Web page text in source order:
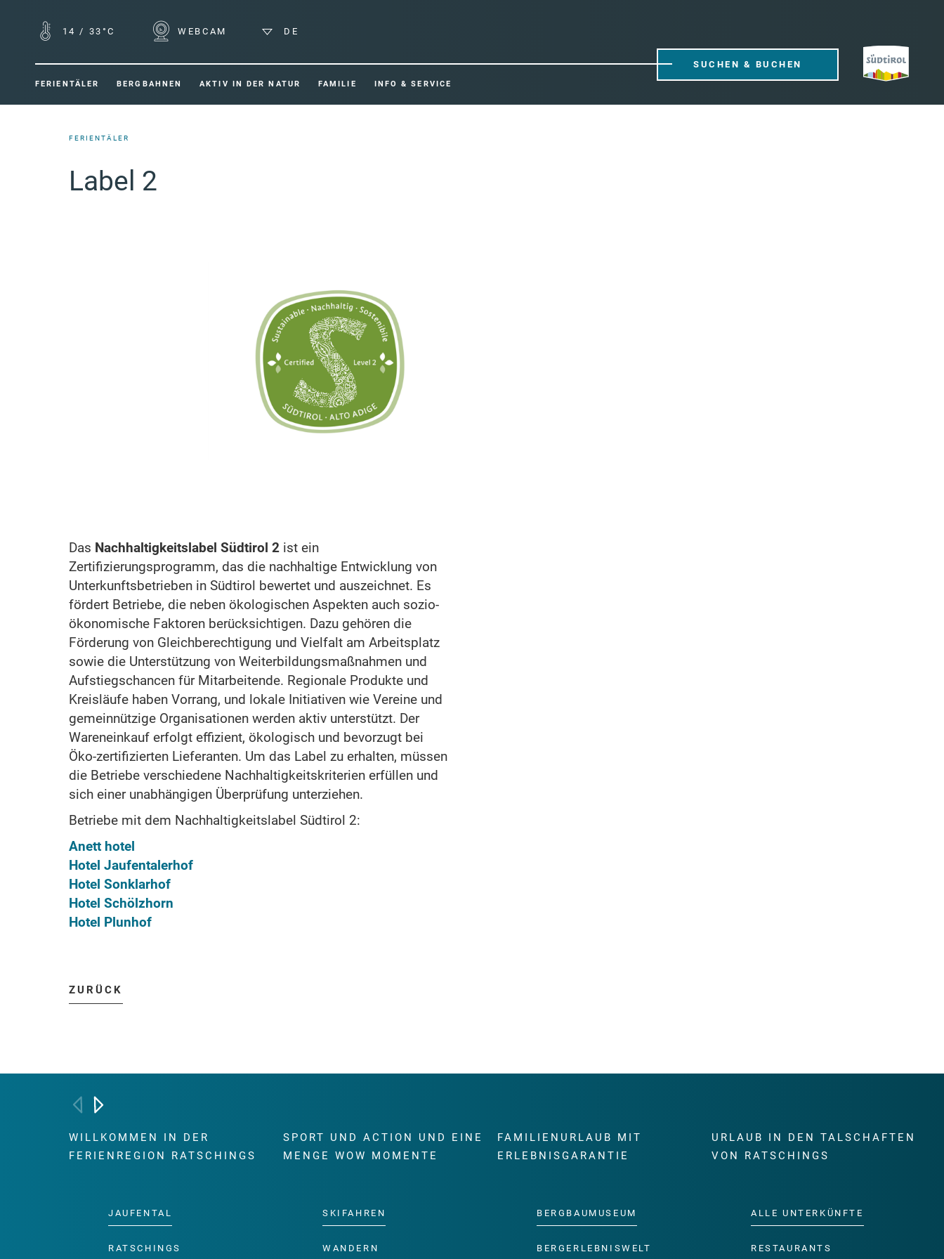
14 / 33°C WEBCAM DE
FERIENTÄLER BERGBAHNEN AKTIV IN DER NATUR FAMILIE INFO & SERVICE
SUCHEN & BUCHEN
FERIENTÄLER
Label 2
Das Nachhaltigkeitslabel Südtirol 2 ist ein
Zertifizierungsprogramm, das die nachhaltige Entwicklung von
Unterkunftsbetrieben in Südtirol bewertet und auszeichnet. Es
fördert Betriebe, die neben ökologischen Aspekten auch sozio-
ökonomische Faktoren berücksichtigen. Dazu gehören die
Förderung von Gleichberechtigung und Vielfalt am Arbeitsplatz
sowie die Unterstützung von Weiterbildungsmaßnahmen und
Aufstiegschancen für Mitarbeitende. Regionale Produkte und
Kreisläufe haben Vorrang, und lokale Initiativen wie Vereine und
gemeinnützige Organisationen werden aktiv unterstützt. Der
Wareneinkauf erfolgt effizient, ökologisch und bevorzugt bei
Öko-zertifizierten Lieferanten. Um das Label zu erhalten, müssen
die Betriebe verschiedene Nachhaltigkeitskriterien erfüllen und
sich einer unabhängigen Überprüfung unterziehen.
Betriebe mit dem Nachhaltigkeitslabel Südtirol 2:
Anett hotel
Hotel Jaufentalerhof
Hotel Sonklarhof
Hotel Schölzhorn
Hotel Plunhof
ZURÜCK
WILLKOMMEN IN DER
FERIENREGION RATSCHINGS
JAUFENTAL
RATSCHINGS
SPORT UND ACTION UND EINE
MENGE WOW MOMENTE
SKIFAHREN
WANDERN
FAMILIENURLAUB MIT
ERLEBNISGARANTIE
BERGBAUMUSEUM
BERGERLEBNISWELT
URLAUB IN DEN TALSCHAFTEN
VON RATSCHINGS
ALLE UNTERKÜNFTE
RESTAURANTS